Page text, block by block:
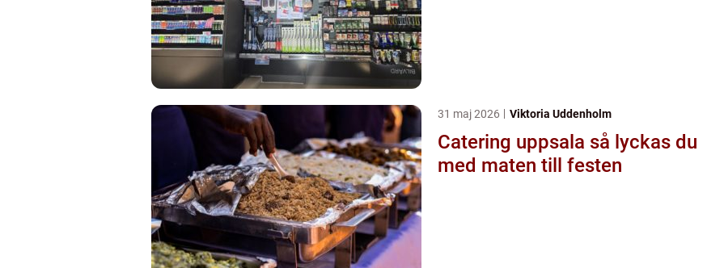
31 maj 2026 Viktoria Uddenholm
Catering uppsala så lyckas du
med maten till festen